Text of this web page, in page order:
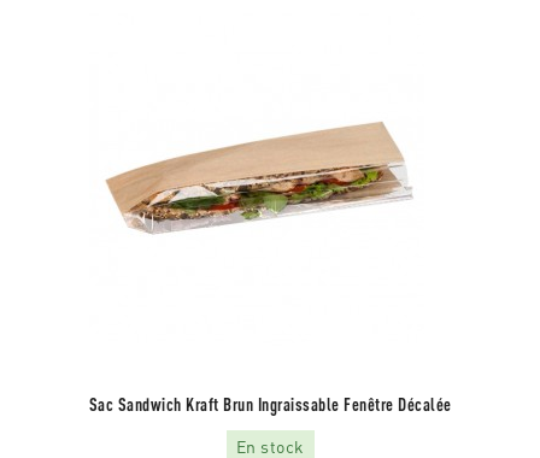
Sac Sandwich Kraft Brun Ingraissable Fenêtre Décalée
En stock